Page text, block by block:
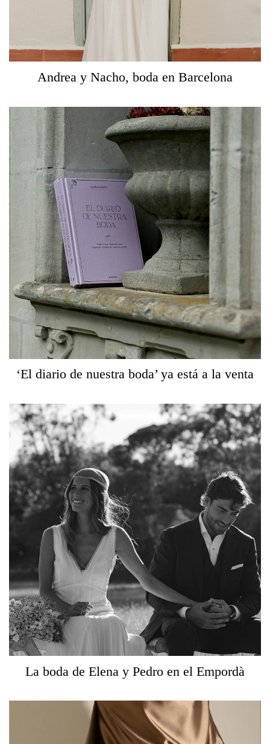
Andrea y Nacho, boda en Barcelona
‘El diario de nuestra boda’ ya está a la venta
La boda de Elena y Pedro en el Empordà